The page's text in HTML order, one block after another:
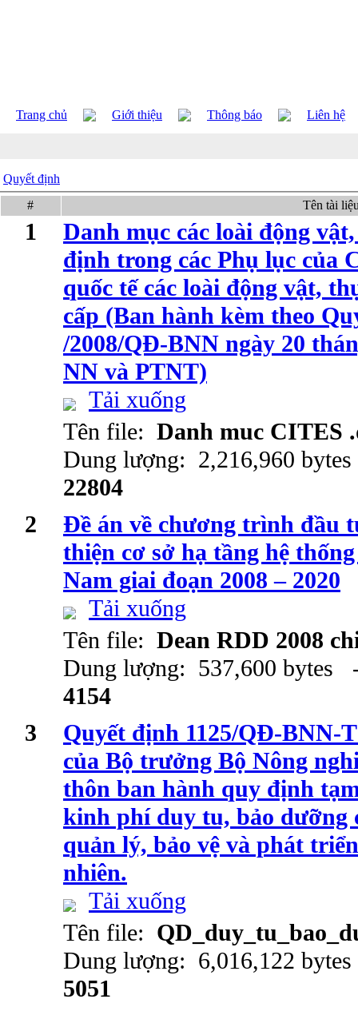
Trang chủ Giới thiệu Thông báo Liên hệ
Quyết định
#
Tên tài
1
Danh mục các loài động
định trong các Phụ lục của
quốc tế các loài động vật,
cấp (Ban hành kèm theo
/2008/QĐ-BNN ngày 20
NN và PTNT)
Tải xuống
Tên file: Danh muc CITES
Dung lượng: 2,216,960
22804
2
Đề án về chương trình đầu
thiện cơ sở hạ tầng hệ
Nam giai đoạn 2008 – 2020
Tải xuống
Tên file: Dean RDD 2008
Dung lượng: 537,600
4154
3
Quyết định 1125/QĐ-BNN-
của Bộ trưởng Bộ Nông
thôn ban hành quy định
kinh phí duy tu, bảo dưỡng
quản lý, bảo vệ và phát
nhiên.
Tải xuống
Tên file:
Dung lượng: 6,016,122
5051